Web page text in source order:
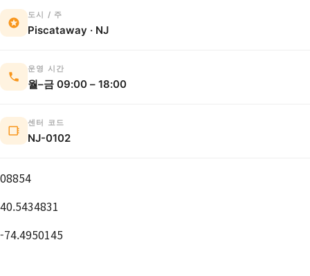
도시 / 주
Piscataway · NJ
운영 시간
월–금 09:00 – 18:00
센터 코드
NJ-0102
08854
40.5434831
-74.4950145